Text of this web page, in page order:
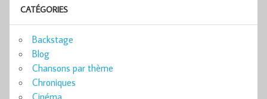
CATÉGORIES
Backstage
Blog
Chansons par thème
Chroniques